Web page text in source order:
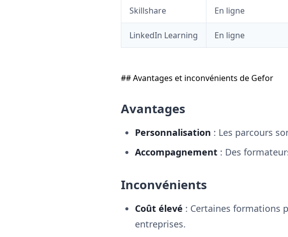
Skillshare En ligne
LinkedIn Learning En ligne
## Avantages et inconvénients de Gefor
Avantages
Personnalisation : Les parcours
Accompagnement : Des
Inconvénients
Coût élevé : Certaines formations
entreprises.